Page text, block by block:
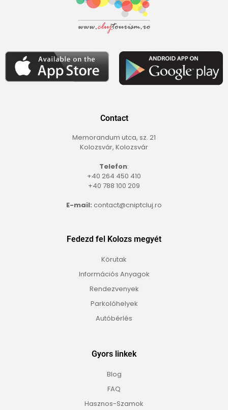
Contact
Memorandum utca, sz. 21
Kolozsvár, Kolozsvár
Telefon:
+40 264 450 410
+40 788 100 209
E-mail: contact@cniptcluj.ro
Fedezd fel Kolozs megyét
Körutak
Információs Anyagok
Rendezvenyek
Parkolóhelyek
Autóbérlés
Gyors linkek
Blog
FAQ
Hasznos-Szamok